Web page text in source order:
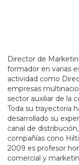
Director de
formador en varias
actividad como
empresas
sector auxiliar de la
Toda su trayectoria
desarrollado su
canal de
compañías cono
2009 es profesor
comercial y